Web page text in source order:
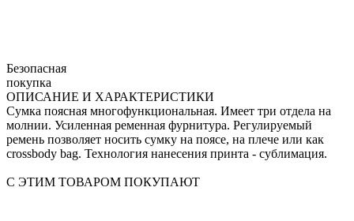
Безопасная
покупка
ОПИСАНИЕ И ХАРАКТЕРИСТИКИ
Сумка поясная многофункциональная. Имеет три отдела на
молнии. Усиленная ременная фурнитура. Регулируемый
ремень позволяет носить сумку на поясе, на плече или как
crossbody bag. Технология нанесения принта - сублимация.
С ЭТИМ ТОВАРОМ ПОКУПАЮТ